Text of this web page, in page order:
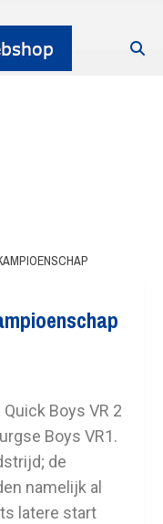
Boys VR 2
Boys VR1.
de
namelijk al
latere start